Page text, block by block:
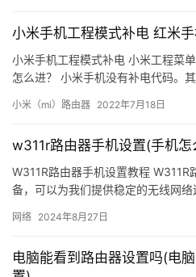
路
由
器
密
码
路
由
器
科
品
小米手机工程模式补电 红米手
小米手机工程模式补电 小米工程菜
怎么进？ 小米手机没有补电代码。
一个电池，用完电
小米（mi）路由器 2022年7月18日
w311r路由器手机设置(手机
W311R路由器手机设置教程
备，可以为我们提供稳定的无线网
网络 2024年8月27日
电脑能看到路由器设置吗(电